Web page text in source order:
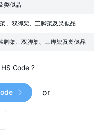
类似品
、双脚架、三脚架及类似品
脚架、双脚架、三脚架及类似品
Code ?
or